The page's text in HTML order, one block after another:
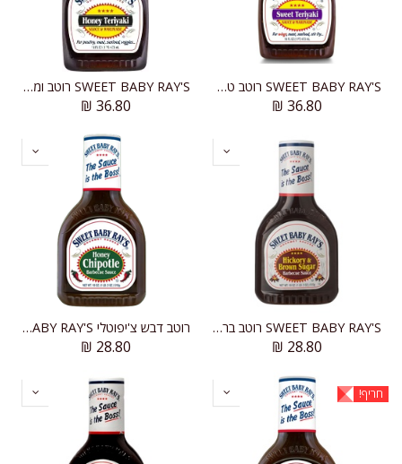
SWEET BABY RAY'S רוטב טריאקי מתוק
36.80
₪
SWEET BABY RAY'S רוטב ומרינדה טריאקי דבש
36.80
₪
SWEET BABY RAY'S רוטב ברביקיו מעושן וסוכר חום
28.80
₪
רוטב דבש צ'יפוטלי SWEET BABY RAY'S
28.80
₪
חריף!